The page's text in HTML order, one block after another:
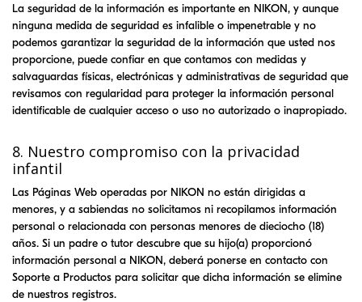
La seguridad de la información es importante en NIKON, y aunque
ninguna medida de seguridad es infalible o impenetrable y no
podemos garantizar la seguridad de la información que usted nos
proporcione, puede confiar en que contamos con medidas y
salvaguardas físicas, electrónicas y administrativas de seguridad que
revisamos con regularidad para proteger la información personal
identificable de cualquier acceso o uso no autorizado o inapropiado.
8. Nuestro compromiso con la privacidad
infantil
Las Páginas Web operadas por NIKON no están dirigidas a
menores, y a sabiendas no solicitamos ni recopilamos información
personal o relacionada con personas menores de dieciocho (18)
años. Si un padre o tutor descubre que su hijo(a) proporcionó
información personal a NIKON, deberá ponerse en contacto con
Soporte a Productos para solicitar que dicha información se elimine
de nuestros registros.